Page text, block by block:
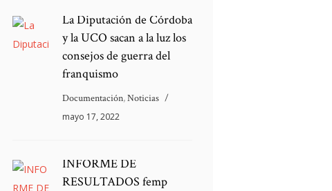
La Diputación de Córdoba
y la UCO sacan a la luz los
consejos de guerra del
franquismo
Documentación,Noticias
mayo 17, 2022
INFORME DE
RESULTADOS femp